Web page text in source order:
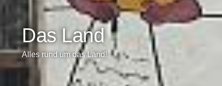
Das Land
Alles rund um das Land!